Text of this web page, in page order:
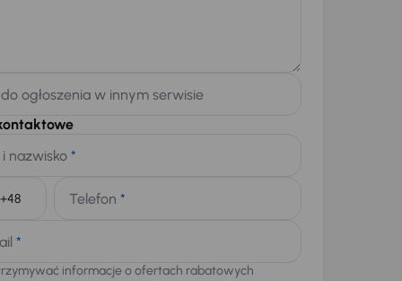
ogłoszenia w innym serwisie
nazwisko *
Telefon *
*
informacje o ofertach rabatowych